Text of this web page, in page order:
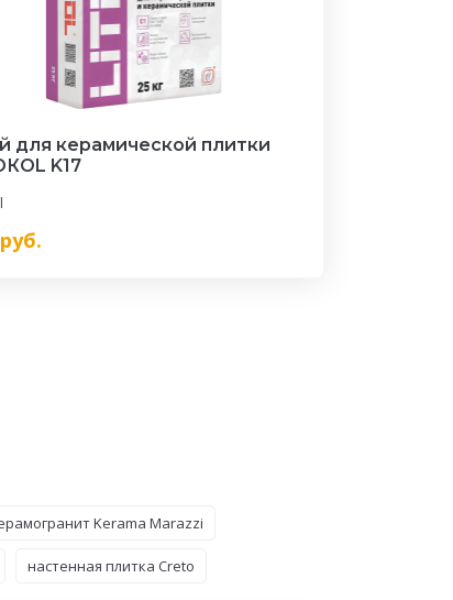
для керамической плитки
K17
Kerama Marazzi
настенная плитка Creto